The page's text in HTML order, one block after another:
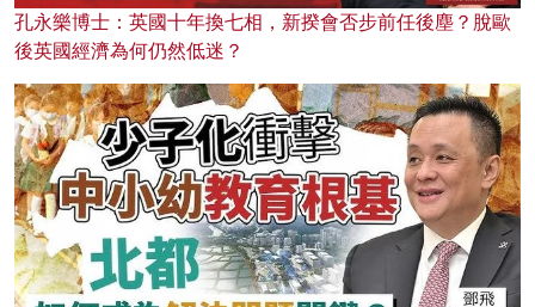
孔永樂博士：英國十年換七相，新揆會否步前任後塵？脫歐
後英國經濟為何仍然低迷？